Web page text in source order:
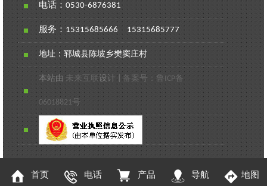
电话：0530-6876381
服务：15315685666 15315685777
地址：郓城县陈坡乡樊窦庄村
本站由未来互联设计 |备案号：鲁ICP备
06018821号
首页 电话 产品 导航 地图